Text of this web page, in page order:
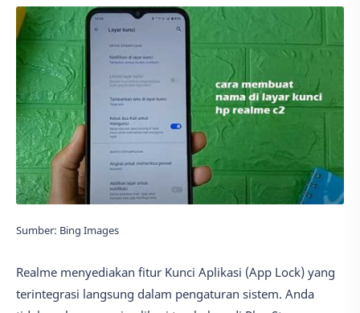
Sumber: Bing Images
Realme menyediakan fitur Kunci Aplikasi (App Lock) yang
terintegrasi langsung dalam pengaturan sistem. Anda